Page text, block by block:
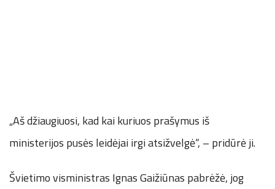
„Aš džiaugiuosi, kad kai kuriuos prašymus iš
ministerijos pusės leidėjai irgi atsižvelgė“, – pridūrė ji.
Švietimo visministras Ignas Gaižiūnas pabrėžė, jog